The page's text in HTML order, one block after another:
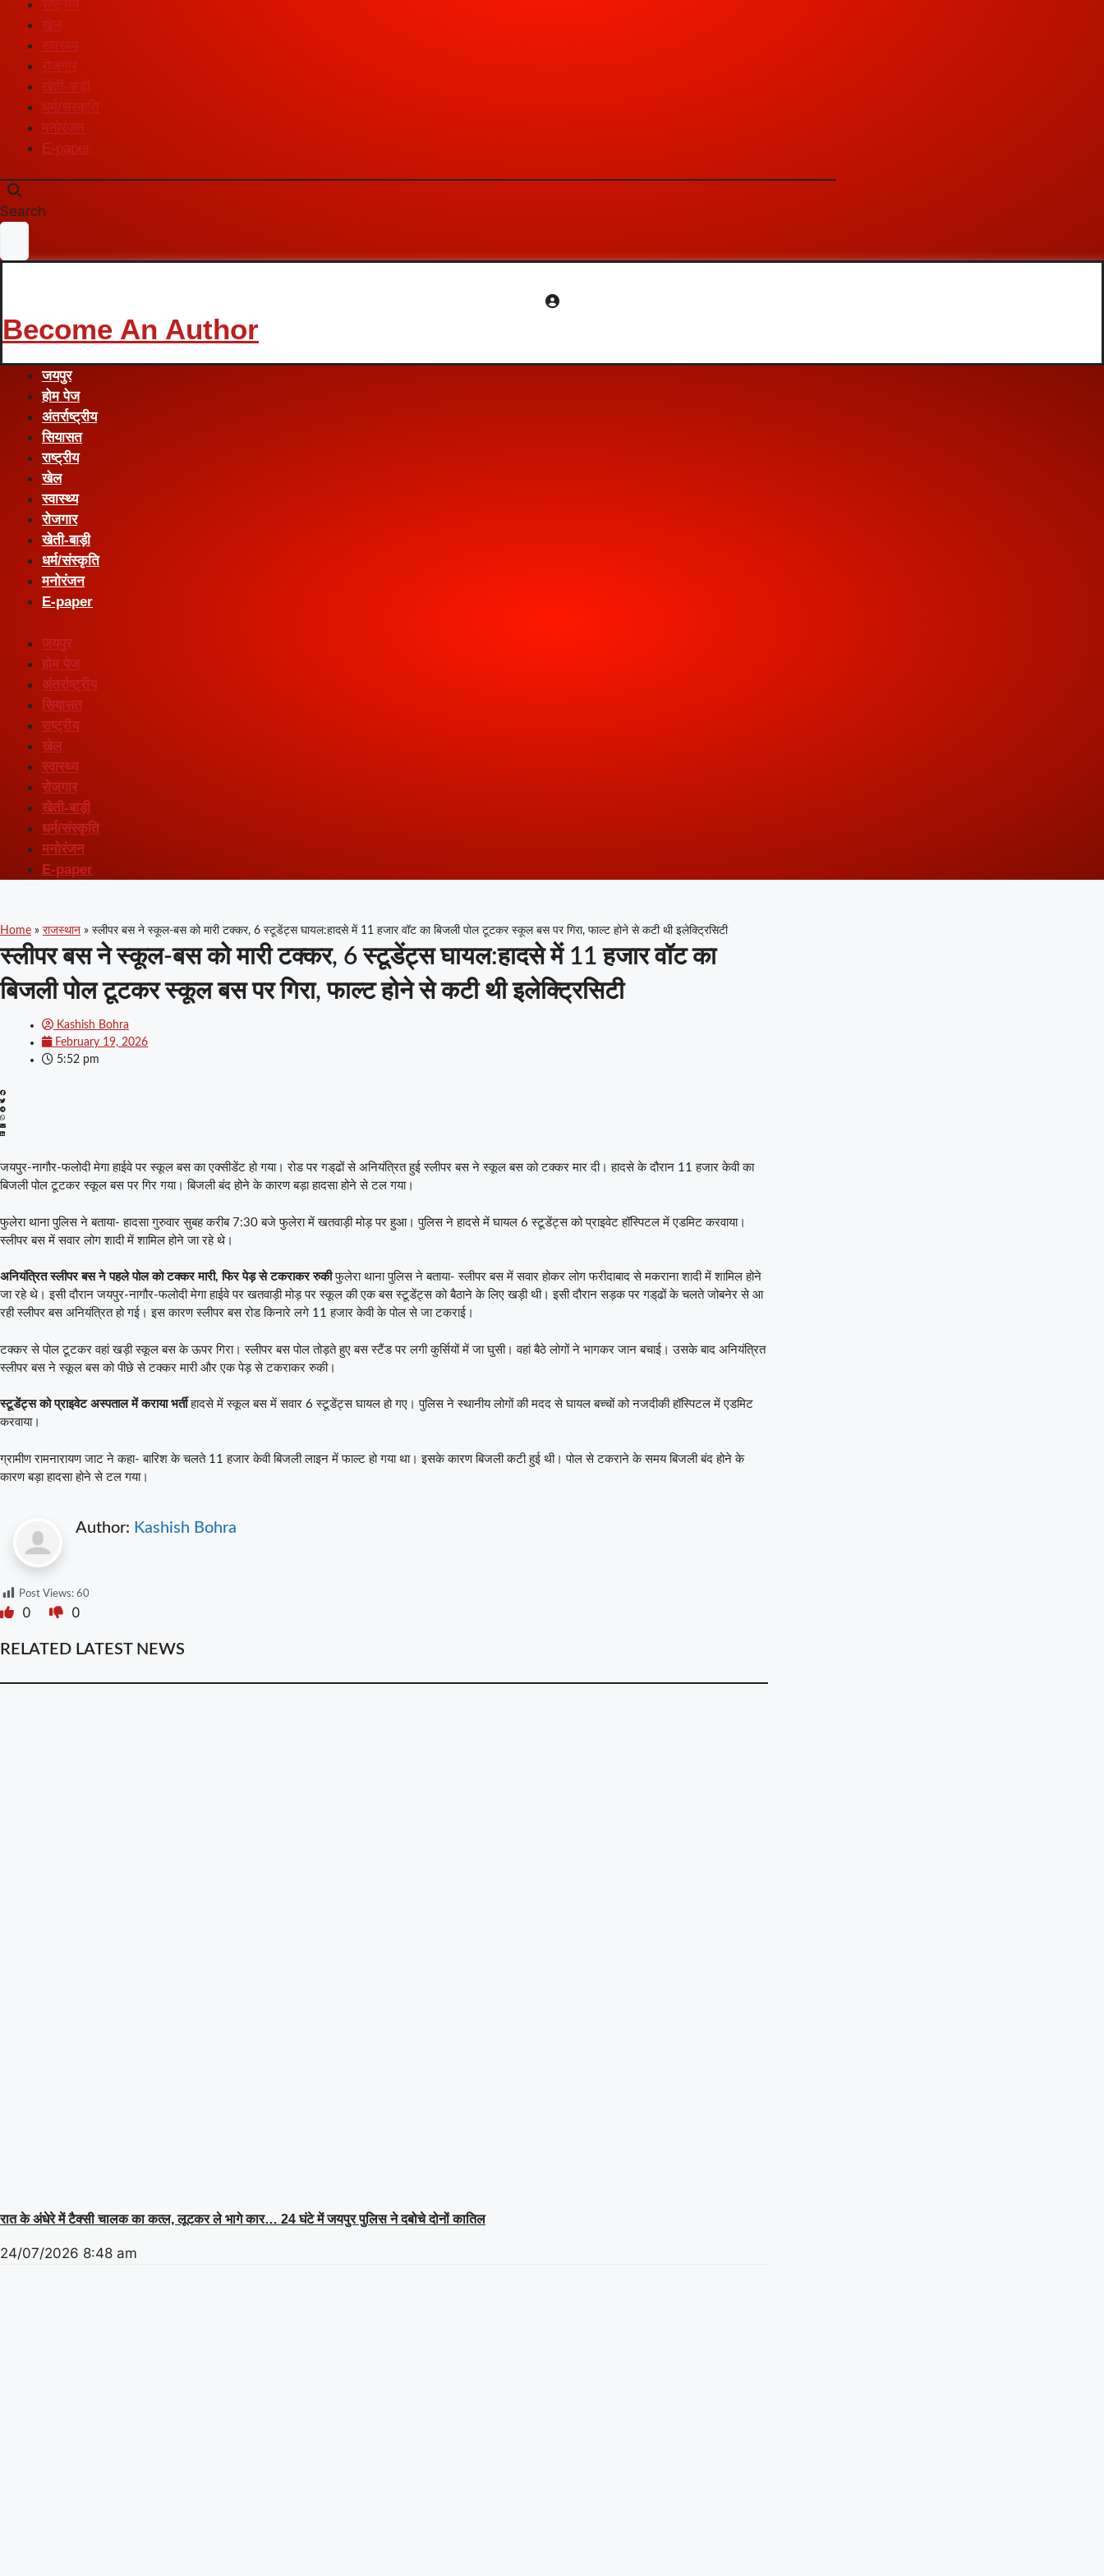
राष्ट्रीय
खेल
स्वास्थ्य
रोजगार
खेती-बाड़ी
धर्म/संस्कृति
मनोरंजन
E-paper
Search
Become An Author
जयपुर
होम पेज
अंतर्राष्ट्रीय
सियासत
राष्ट्रीय
खेल
स्वास्थ्य
रोजगार
खेती-बाड़ी
धर्म/संस्कृति
मनोरंजन
E-paper
जयपुर
होम पेज
अंतर्राष्ट्रीय
सियासत
राष्ट्रीय
खेल
स्वास्थ्य
रोजगार
खेती-बाड़ी
धर्म/संस्कृति
मनोरंजन
E-paper
Home » राजस्थान » स्लीपर बस ने स्कूल-बस को मारी टक्कर, 6 स्टूडेंट्स घायल:हादसे में 11 हजार वॉट का बिजली पोल टूटकर स्कूल बस पर गिरा, फाल्ट होने से कटी थी इलेक्ट्रिसिटी
स्लीपर बस ने स्कूल-बस को मारी टक्कर, 6 स्टूडेंट्स घायल:हादसे में 11 हजार वॉट का
बिजली पोल टूटकर स्कूल बस पर गिरा, फाल्ट होने से कटी थी इलेक्ट्रिसिटी
Kashish Bohra
February 19, 2026
5:52 pm
जयपुर-नागौर-फलोदी मेगा हाईवे पर स्कूल बस का एक्सीडेंट हो गया। रोड पर गड्‌ढों से अनियंत्रित हुई स्लीपर बस ने स्कूल बस को टक्कर मार दी। हादसे के दौरान 11 हजार केवी का
बिजली पोल टूटकर स्कूल बस पर गिर गया। बिजली बंद होने के कारण बड़ा हादसा होने से टल गया।
फुलेरा थाना पुलिस ने बताया- हादसा गुरुवार सुबह करीब 7:30 बजे फुलेरा में खतवाड़ी मोड़ पर हुआ। पुलिस ने हादसे में घायल 6 स्टूडेंट्स को प्राइवेट हॉस्पिटल में एडमिट करवाया।
स्लीपर बस में सवार लोग शादी में शामिल होने जा रहे थे।
अनियंत्रित स्लीपर बस ने पहले पोल को टक्कर मारी, फिर पेड़ से टकराकर रुकीफुलेरा थाना पुलिस ने बताया- स्लीपर बस में सवार होकर लोग फरीदाबाद से मकराना शादी में शामिल होने
जा रहे थे। इसी दौरान जयपुर-नागौर-फलोदी मेगा हाईवे पर खतवाड़ी मोड़ पर स्कूल की एक बस स्टूडेंट्स को बैठाने के लिए खड़ी थी। इसी दौरान सड़क पर गड्‌ढों के चलते जोबनेर से आ
रही स्लीपर बस अनियंत्रित हो गई। इस कारण स्लीपर बस रोड किनारे लगे 11 हजार केवी के पोल से जा टकराई।
टक्कर से पोल टूटकर वहां खड़ी स्कूल बस के ऊपर गिरा। स्लीपर बस पोल तोड़ते हुए बस स्टैंड पर लगी कुर्सियों में जा घुसी। वहां बैठे लोगों ने भागकर जान बचाई। उसके बाद अनियंत्रित
स्लीपर बस ने स्कूल बस को पीछे से टक्कर मारी और एक पेड़ से टकराकर रुकी।
स्टूडेंट्स को प्राइवेट अस्पताल में कराया भर्तीहादसे में स्कूल बस में सवार 6 स्टूडेंट्स घायल हो गए। पुलिस ने स्थानीय लोगों की मदद से घायल बच्चों को नजदीकी हॉस्पिटल में एडमिट
करवाया।
ग्रामीण रामनारायण जाट ने कहा- बारिश के चलते 11 हजार केवी बिजली लाइन में फाल्ट हो गया था। इसके कारण बिजली कटी हुई थी। पोल से टकराने के समय बिजली बंद होने के
कारण बड़ा हादसा होने से टल गया।
Author: Kashish Bohra
Post Views: 60
0 0
RELATED LATEST NEWS
रात के अंधेरे में टैक्सी चालक का कत्ल, लूटकर ले भागे कार… 24 घंटे में जयपुर पुलिस ने दबोचे दोनों कातिल
24/07/2026 8:48 am